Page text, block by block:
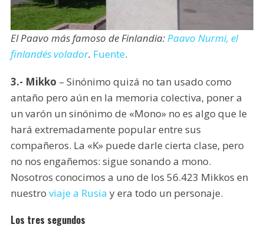
El Paavo más famoso de Finlandia:Paavo Nurmi, el
finlandés volador. Fuente.
3.- Mikko – Sinónimo quizá no tan usado como
antaño pero aún en la memoria colectiva, poner a
un varón un sinónimo de «Mono» no es algo que le
hará extremadamente popular entre sus
compañeros. La «K» puede darle cierta clase, pero
no nos engañemos: sigue sonando a mono.
Nosotros conocimos a uno de los 56.423 Mikkos en
nuestro viaje a Rusia y era todo un personaje.
Los tres segundos